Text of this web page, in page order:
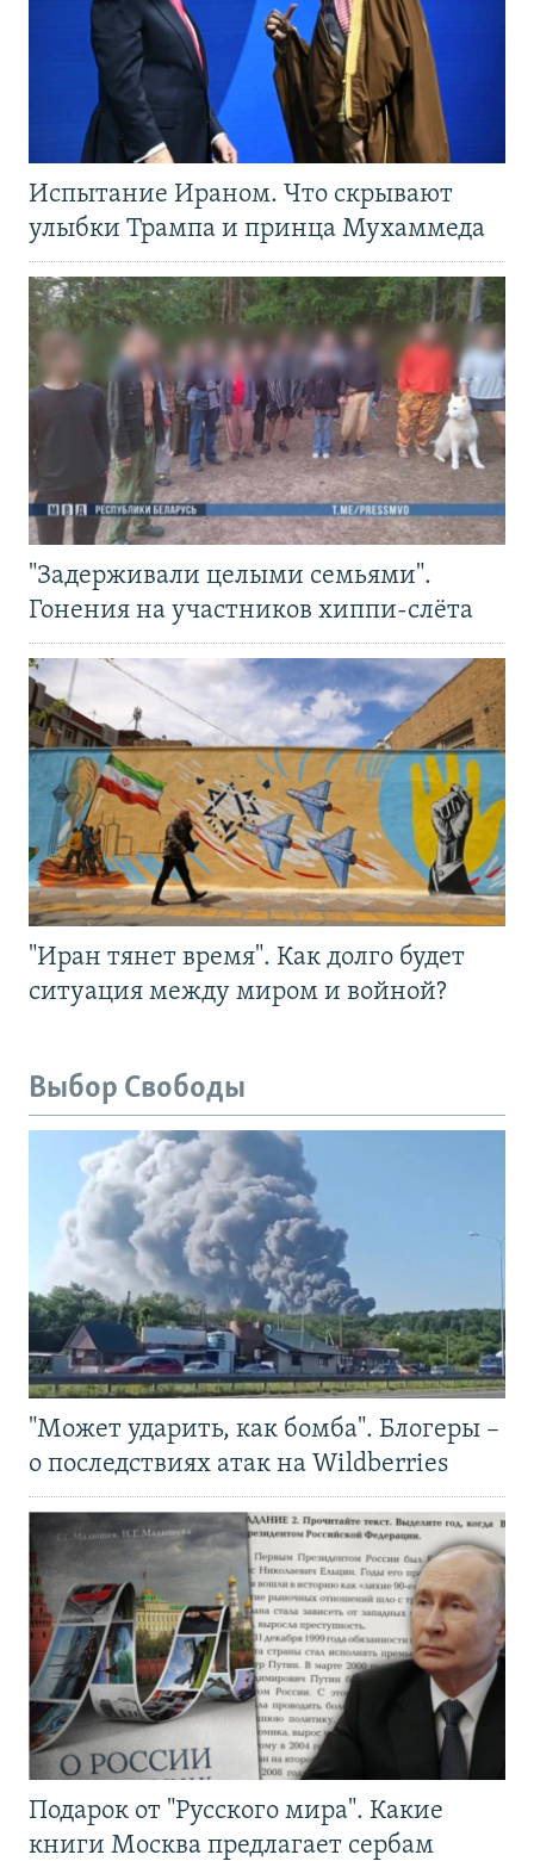
Испытание Ираном. Что скрывают
улыбки Трампа и принца Мухаммеда
"Задерживали целыми семьями".
Гонения на участников хиппи-слёта
"Иран тянет время". Как долго будет
ситуация между миром и войной?
Выбор Свободы
"Может ударить, как бомба". Блогеры –
о последствиях атак на Wildberries
Подарок от "Русского мира". Какие
книги Москва предлагает сербам